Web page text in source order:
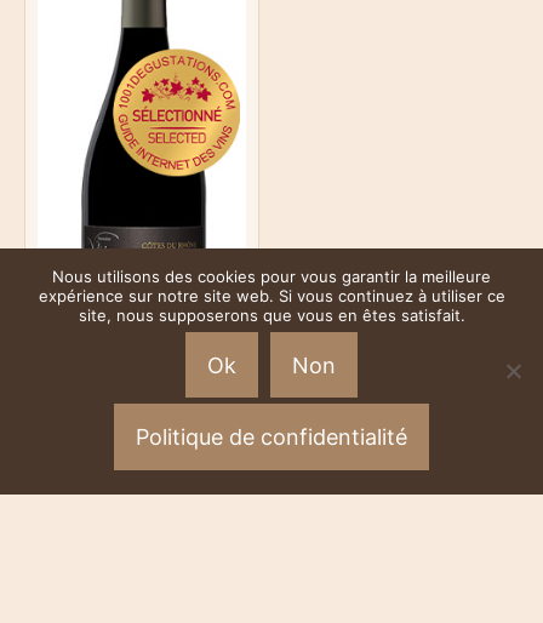
Valériane Sélection
Vieilles vignes 2020
75cl 9,50€ par carton
Nous utilisons des cookies pour vous garantir la meilleure
expérience sur notre site web. Si vous continuez à utiliser ce
site, nous supposerons que vous en êtes satisfait.
Ok Non
Politique de confidentialité